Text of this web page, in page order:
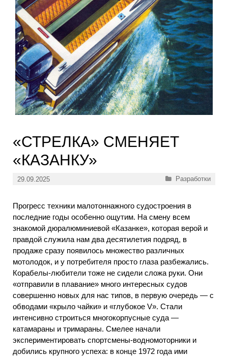
«СТРЕЛКА» СМЕНЯЕТ
«КАЗАНКУ»
29.09.2025 Рубрики
Разработки
Прогресс техники малотоннажного судостроения в
последние годы особенно ощутим. На смену всем
знакомой дюралюминиевой «Казанке», которая верой и
правдой служила нам два десятилетия подряд, в
продаже сразу появилось множество различных
мотолодок, и у потребителя просто глаза разбежались.
Корабелы-любители тоже не сидели сложа руки. Они
«отправили в плавание» много интересных судов
совершенно новых для нас типов, в первую очередь — с
обводами «крыло чайки» и «глубокое V». Стали
интенсивно строиться многокорпусные суда —
катамараны и тримараны. Смелее начали
экспериментировать спортсмены-водномоторники и
добились крупного успеха: в конце 1972 года ими